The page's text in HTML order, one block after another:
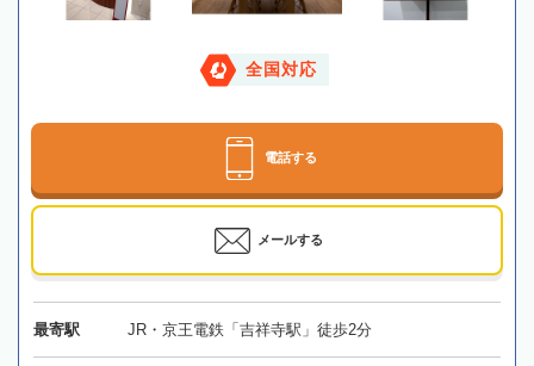
全国対応
電話する
メールする
最寄駅 JR・京王電鉄「吉祥寺駅」徒歩2分